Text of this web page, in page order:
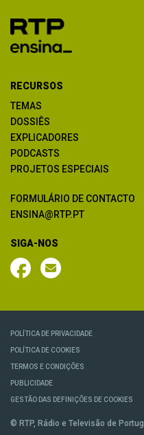
RECURSOS
TEMAS
DOSSIÊS
EXPLICADORES
PODCASTS
PROJETOS ESPECIAIS
FORMULÁRIO DE CONTACTO
ENSINA@RTP.PT
SIGA-NOS
POLÍTICA DE PRIVACIDADE
POLÍTICA DE COOKIES
TERMOS E CONDIÇÕES
PUBLICIDADE
GESTÃO DAS DEFINIÇÕES DE COOKIES
© RTP, Rádio e Televisão de